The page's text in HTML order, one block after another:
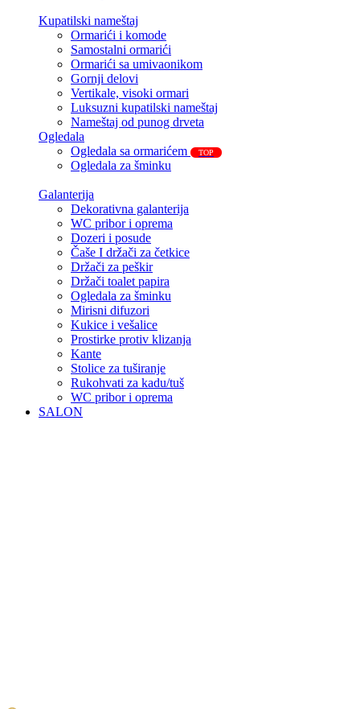
Kupatilski nameštaj
Ormarići i komode
Samostalni ormarići
Ormarići sa umivaonikom
Gornji delovi
Vertikale, visoki ormari
Luksuzni kupatilski nameštaj
Nameštaj od punog drveta
Ogledala
Ogledala sa ormarićem
TOP
Ogledala za šminku
Galanterija
Dekorativna galanterija
WC pribor i oprema
Dozeri i posude
Čaše I držači za četkice
Držači za peškir
Držači toalet papira
Ogledala za šminku
Mirisni difuzori
Kukice i vešalice
Prostirke protiv klizanja
Kante
Stolice za tuširanje
Rukohvati za kadu/tuš
WC pribor i oprema
SALON